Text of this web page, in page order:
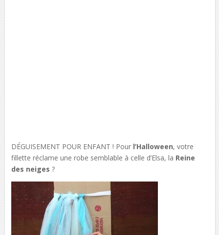
DÉGUISEMENT POUR ENFANT ! Pour l’Halloween, votre
fillette réclame une robe semblable à celle d’Elsa, la Reine
des neiges ?